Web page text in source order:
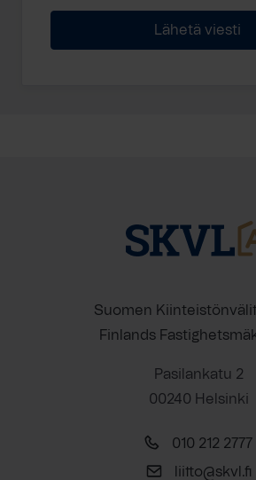
Suomen
Finlands
Pasilankatu 2
00240 Helsinki
010 212 2777
liitto@skvl.fi